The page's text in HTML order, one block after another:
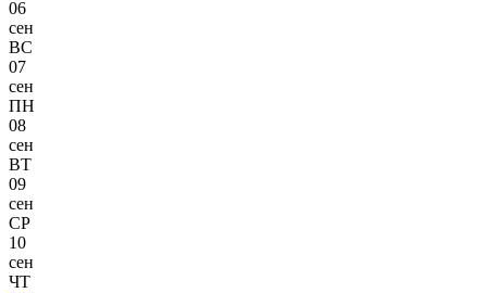
06
сен
ВС
07
сен
ПН
08
сен
ВТ
09
сен
СР
10
сен
ЧТ